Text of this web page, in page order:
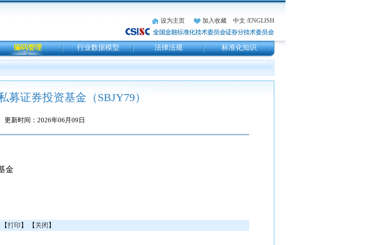
设为主页 加入收藏 中文 /ENGLISH
编码管理 行业数据模型 法律法规 标准化知识
募证券投资基金（SBJY79）
更新时间：2026年06月09日
金
【打印 】 【 关闭 】